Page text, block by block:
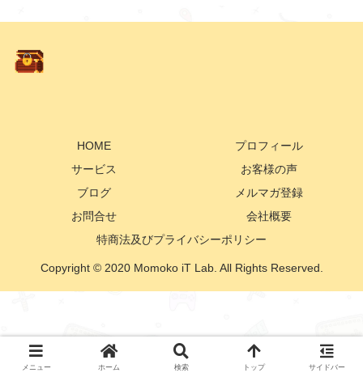
HOME
プロフィール
サービス
お客様の声
ブログ
メルマガ登録
お問合せ
会社概要
特商法及びプライバシーポリシー
Copyright © 2020 Momoko iT Lab. All Rights Reserved.
メニュー ホーム 検索 トップ サイドバー